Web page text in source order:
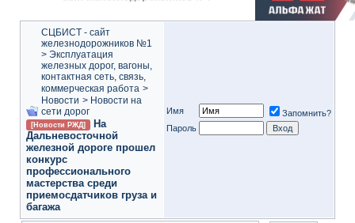
СЦБИСТ - сайт
железнодорожников №1
> Эксплуатация
железных дорог, вагоны,
контактная сеть, связь,
коммерческая работа >
Новости > Новости на
сети дорог
[Новости РЖД]
На
Дальневосточной
железной дороге прошел
конкурс
профессионального
мастерства среди
приемосдатчиков груза и
багажа
Имя
Запомнить?
Пароль